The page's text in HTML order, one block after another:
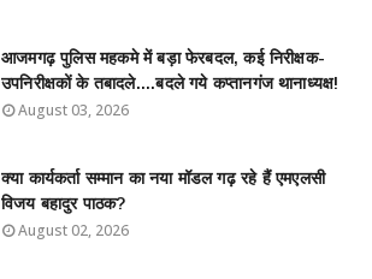
आजमगढ़ पुलिस महकमे में बड़ा फेरबदल, कई निरीक्षक-
उपनिरीक्षकों के तबादले....बदले गये कप्तानगंज थानाध्यक्ष!
August 03, 2026
क्या कार्यकर्ता सम्मान का नया मॉडल गढ़ रहे हैं एमएलसी
विजय बहादुर पाठक?
August 02, 2026